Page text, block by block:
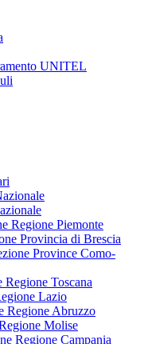
UNITEL
Regione Piemonte
Provincia di Brescia
Province Como-
Regione Toscana
Lazio
Regione Abruzzo
Molise
Regione Campania